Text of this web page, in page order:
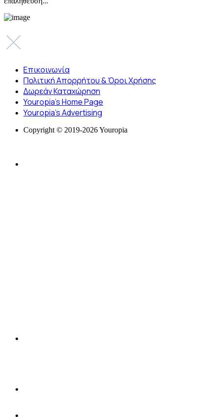
Επικοινωνία
Πολιτική Απορρήτου & Όροι Χρήσης
Δωρεάν Καταχώρηση
Youropia’s Home Page
Youropia’s Advertising
Copyright © 2019-2026 Youropia